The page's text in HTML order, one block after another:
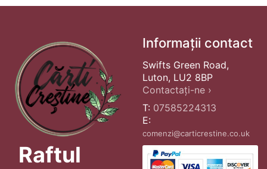
Raftul
Informații contact
Swifts Green Road,
Luton, LU2 8BP
Contactați-ne ›
T: 07585224313
E:
comenzi@carticrestine.co.uk